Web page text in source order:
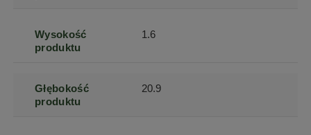
Wysokość
produktu
1.6
Głębokość
produktu
20.9